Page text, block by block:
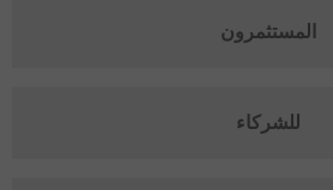
المستثمرون
للشركاء